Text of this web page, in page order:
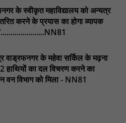
के स्वीकृत महाविद्यालय को अन्यत्र
करने के प्रयास का होगा व्यापक
......................NN81
वाड्रफनगर के महेवा सर्किल के मढ़ना
हाथियों का दल विचरण करने का
वन विभाग को मिला - NN81